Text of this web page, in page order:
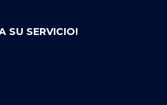
SU SERVICIO!